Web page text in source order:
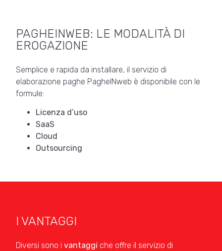
PAGHEINWEB: LE MODALITÀ DI
EROGAZIONE
Semplice e rapida da installare, il servizio di
elaborazione paghe PagheINweb è disponibile con le
formule:
Licenza d’uso
SaaS
Cloud
Outsourcing
I VANTAGGI
Diversi sono i vantaggi che offre il servizio di